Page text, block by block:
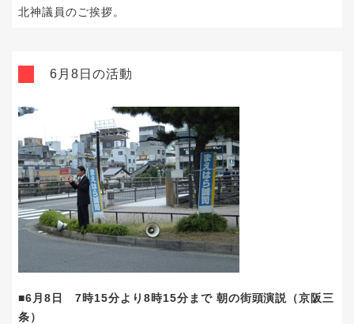
北神議員のご挨拶。
6月8日の活動
■6月8日 7時15分より8時15分まで 朝の街頭演説（京阪三
条）